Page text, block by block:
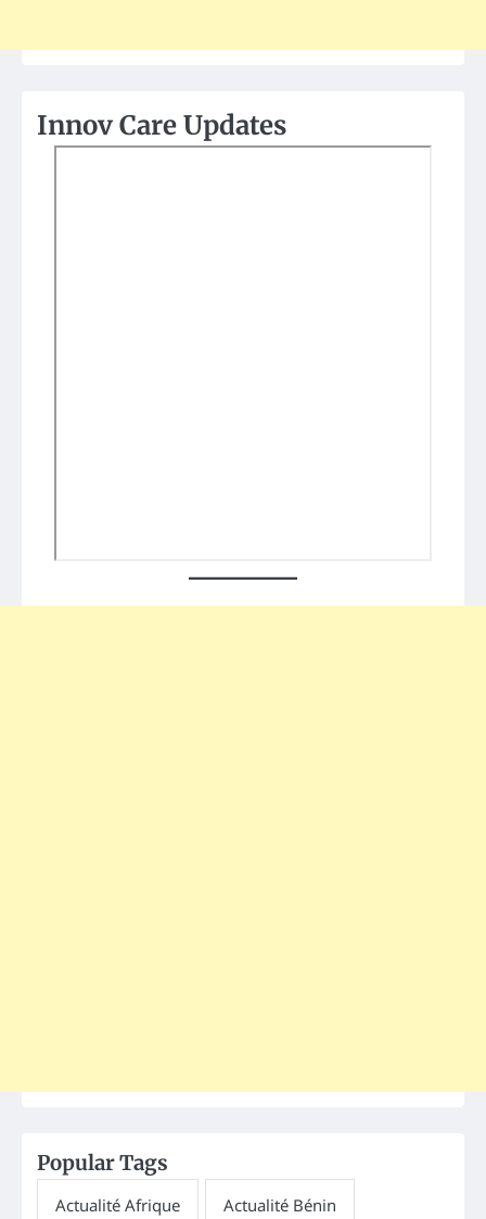
Innov Care Updates
Popular Tags